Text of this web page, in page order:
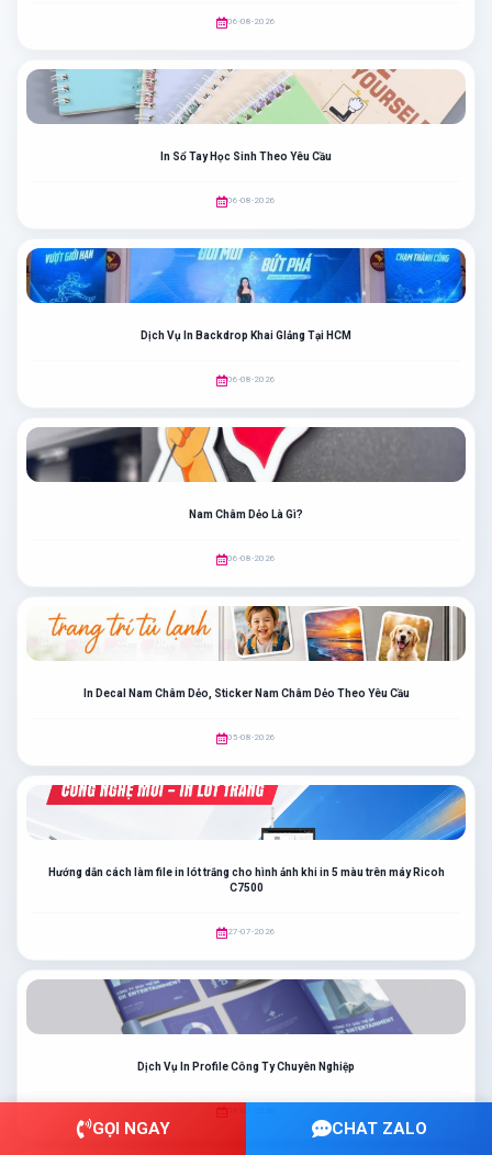
06-08-2026
In Sổ Tay Học Sinh Theo Yêu Cầu
06-08-2026
Dịch Vụ In Backdrop Khai GIảng Tại HCM
06-08-2026
Nam Châm Dẻo Là Gì?
06-08-2026
In Decal Nam Châm Dẻo, Sticker Nam Châm Dẻo Theo Yêu Cầu
05-08-2026
Hướng dẫn cách làm file in lót trắng cho hình ảnh khi in 5 màu trên máy Ricoh
C7500
27-07-2026
Dịch Vụ In Profile Công Ty Chuyên Nghiệp
GỌI NGAY CHAT ZALO